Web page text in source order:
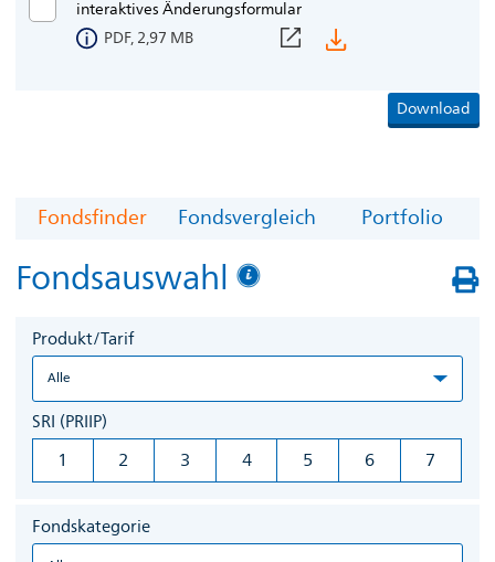
interaktives Änderungsformular
PDF, 2,97 MB